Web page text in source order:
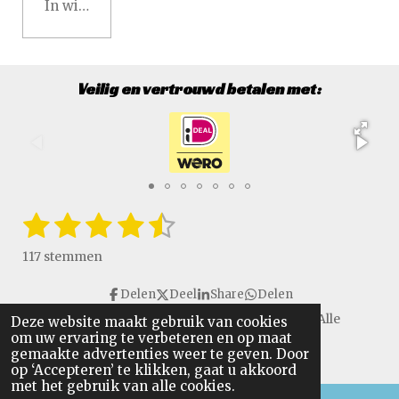
Deze website maakt gebruik van cookies
om uw ervaring te verbeteren en op maat
gemaakte advertenties weer te geven. Door
op ‘Accepteren’ te klikken, gaat u akkoord
met het gebruik van alle cookies.
In winkelwagen
Veilig en vertrouwd betalen met:
R
a
t
n
g
:
4
.
1
s
e
r
2
s
e
r
r
3
s
e
r
r
4
t
e
r
r
5
t
e
r
r
S
e
n
117 stemmen
Delen Deel Share Delen
Copyright © 2016 - 2026 VanGulikSpecialTools. Alle
rechten voorbehouden.